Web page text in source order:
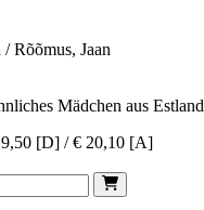
Rõõmus, Jaan
Mädchen aus Estland
[D] / € 20,10 [A]